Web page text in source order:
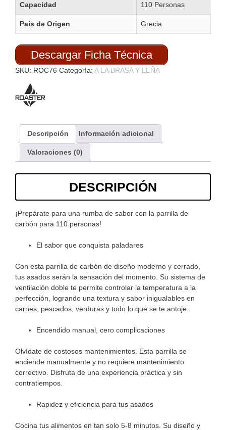
Capacidad 110 Personas
País de Origen Grecia
Descargar Ficha Técnica
SKU: ROC76 Categoría: A LA BRASA Y LEÑA
Descripción Información adicional
Valoraciones (0)
DESCRIPCIÓN
¡Prepárate para una rumba de sabor con la parrilla de
carbón para 110 personas!
El sabor que conquista paladares
Con esta parrilla de carbón de diseño moderno y cerrado,
tus asados serán la sensación del momento. Su sistema de
ventilación doble te permite controlar la temperatura a la
perfección, logrando una textura y sabor inigualables en
carnes, pescados, verduras y todo lo que se te antoje.
Encendido manual, cero complicaciones
Olvídate de costosos mantenimientos. Esta parrilla se
enciende manualmente y no requiere mantenimiento
correctivo. Disfruta de una experiencia práctica y sin
contratiempos.
Rapidez y eficiencia para tus asados
Cocina tus alimentos en tan solo 5-8 minutos. Su diseño y